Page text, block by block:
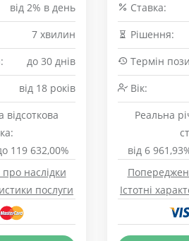
від 2% в день
7 хвилин
до 30 днів
від 18 років
відсоткова
119 632,00%
наслідки
послуги
Cтавка:
Рішення:
Термін
Вік:
Реальна
від 6
Істотні